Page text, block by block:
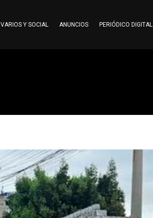
VARIOS Y SOCIAL ANUNCIOS PERIÓDICO DIGITAL